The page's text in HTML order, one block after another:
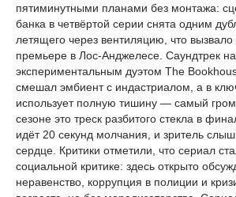
пятиминутными планами без монтажа:
банка в четвёртой серии снята одним
летящего через вентиляцию, что
премьере в Лос-Анджелесе. Саундтрек
экспериментальным дуэтом The
смешал эмбиент с индастриалом, а в
использует полную тишину — самый
сезоне это треск разбитого стекла в
идёт 20 секунд молчания, и зритель
сердце. Критики отметили, что сериал
социальной критике: здесь открыто
неравенство, коррупция в полиции и